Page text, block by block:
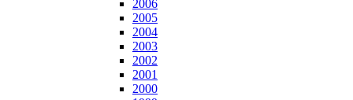
2006
2005
2004
2003
2002
2001
2000